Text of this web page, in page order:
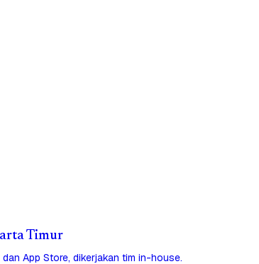
Timur
App Store, dikerjakan tim in-house.